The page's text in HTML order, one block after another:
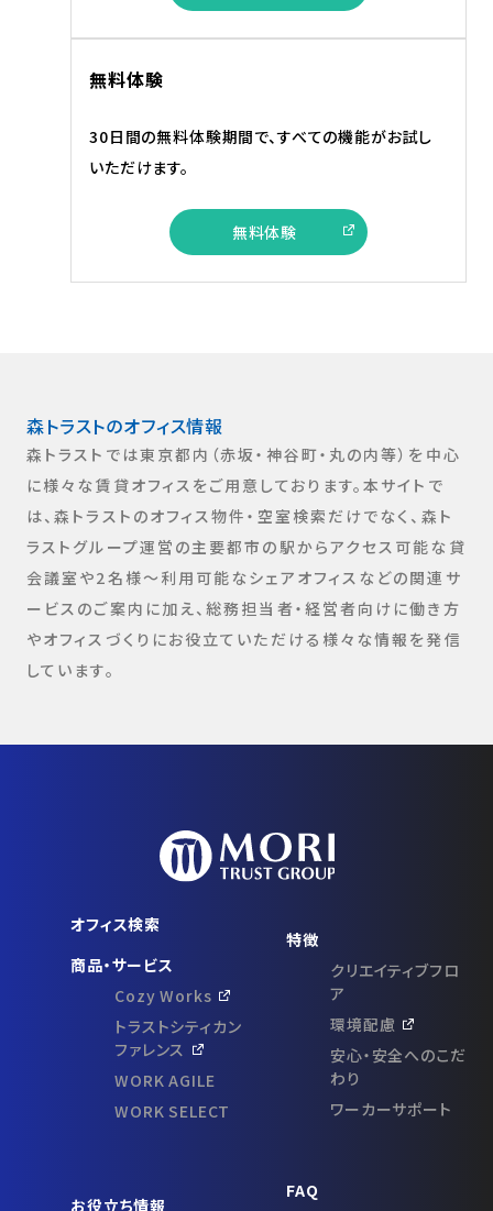
無料体験
30日間の無料体験期間で、すべての機能がお試し
いただけます。
無料体験
森トラストのオフィス情報​
森トラストでは東京都内（赤坂・神谷町・丸の内等）を中心
に様々な賃貸オフィスをご用意しております。本サイトで
は、森トラストのオフィス物件・空室検索だけでなく、森ト
ラストグループ運営の主要都市の駅からアクセス可能な貸
会議室や2名様～利用可能なシェアオフィスなどの関連サ
ービスのご案内に加え、総務担当者・経営者向けに働き方
やオフィスづくりにお役立ていただける様々な情報を発信
しています。
オフィス検索
商品・サービス
Cozy Works
トラストシティカン
ファレンス
WORK AGILE
WORK SELECT
特徴
クリエイティブフロ
ア
環境配慮
安心・安全へのこだ
わり
ワーカーサポート
お役立ち情報
FAQ